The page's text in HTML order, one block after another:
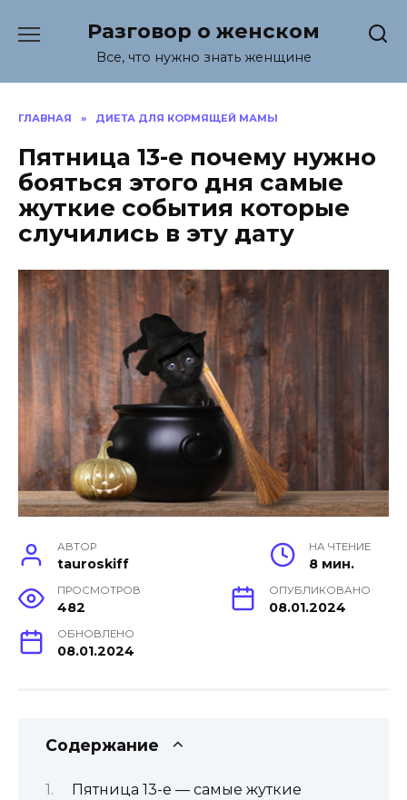
содержанию
Разговор о женском
Все, что нужно знать женщине
ГЛАВНАЯ » ДИЕТА ДЛЯ КОРМЯЩЕЙ МАМЫ
Пятница 13-е почему нужно
бояться этого дня самые
жуткие события которые
случились в эту дату
АВТОР
tauroskiff
НА ЧТЕНИЕ
8 мин.
ПРОСМОТРОВ
482
ОПУБЛИКОВАНО
08.01.2024
ОБНОВЛЕНО
08.01.2024
Содержание
Пятница 13-е — самые жуткие